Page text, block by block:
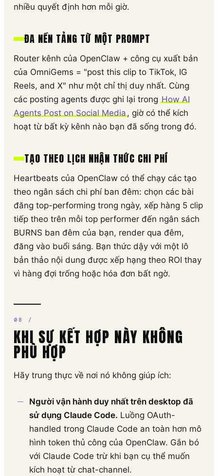
nhiều quyết định hơn mỗi giờ.
ĐA NỀN TẢNG TỪ MỘT PROMPT
Router kênh của OpenClaw + công cụ xuất bản
của OmniGems = "post this clip to TikTok, IG
Reels, and X" như một chỉ thị duy nhất. Cùng
các posting agents được ghi lại trong How AI
Agents Post on Social Media, giờ có thể kích
hoạt từ bất kỳ kênh nào bạn đã sống trong đó.
TẠO THEO LỊCH NHẬN THỨC CHI PHÍ
Heartbeats của OpenClaw có thể chạy các tạo
theo ngân sách chi phí ban đêm: chọn các bài
đăng top-performing trong ngày, xếp hàng 5 clip
tiếp theo trên mỗi top performer đến ngân sách
BURNS ban đêm của bạn, render qua đêm,
đăng vào buổi sáng. Bạn thức dậy với một lô
bản thảo nội dung được xếp hạng theo ROI thay
vì hàng đợi trống hoặc hóa đơn bất ngờ.
KHI SỰ KẾT HỢP NÀY KHÔNG
PHÙ HỢP
Hãy trung thực về nơi nó không giúp ích:
Người vận hành duy nhất trên desktop đã
sử dụng Claude Code. Luồng OAuth-
handled trong Claude Code an toàn hơn mô
hình token thủ công của OpenClaw. Gắn bó
với Claude Code trừ khi bạn cụ thể muốn
kích hoạt từ chat-channel.